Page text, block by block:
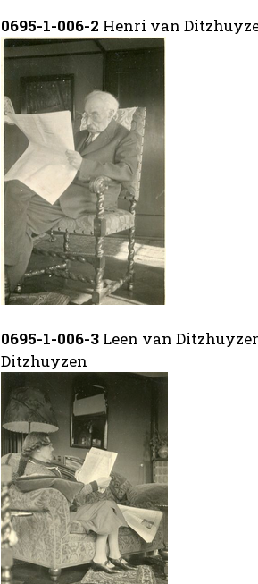
0695-1-006-2 Henri van
0695-1-006-3 Leen van
Ditzhuyzen